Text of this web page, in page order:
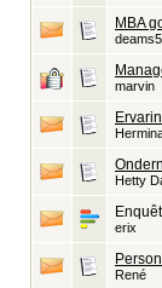
MBA
deams5
marvin
Hetty
erix
René